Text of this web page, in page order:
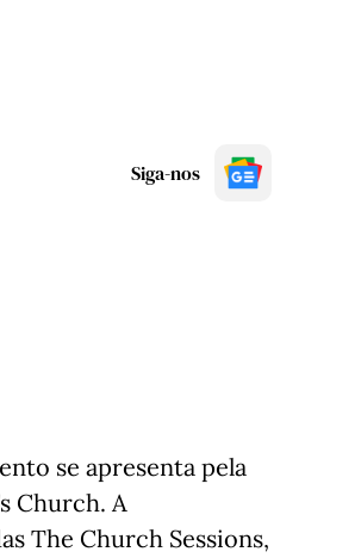
Siga-nos
se apresenta pela
Church. A
The Church Sessions,